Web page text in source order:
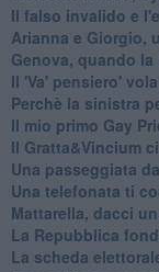
Il falso invalido e
Arianna e Giorgio,
Genova, quando
Il 'Va' pensiero'
Perchè la sinistra
Il mio primo Gay
Il Gratta&Vincium
Una passeggiata
Una telefonata ti
Mattarella, dacci
La Repubblica
La scheda